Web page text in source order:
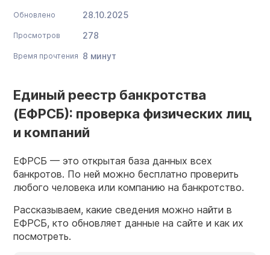
Обновлено 28.10.2025
Просмотров 278
Время прочтения 8 минут
Единый реестр банкротства
(ЕФРСБ): проверка физических лиц
и компаний
ЕФРСБ — это открытая база данных всех
банкротов. По ней можно бесплатно проверить
любого человека или компанию на банкротство.
Рассказываем, какие сведения можно найти в
ЕФРСБ, кто обновляет данные на сайте и как их
посмотреть.